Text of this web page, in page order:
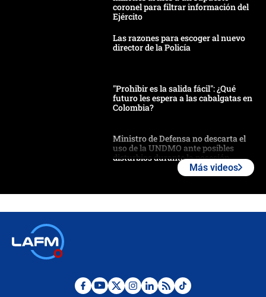
coronel para filtrar información del
Ejército
Las razones para escoger al nuevo
director de la Policía
"Prohibir es la salida fácil": ¿Qué
futuro les espera a las cabalgatas en
Colombia?
Ministro de Defensa no descarta el
uso de la UNDMO ante posibles
disturbios durante la posesión
Las seis de las 6 con Juan Lozano |
Más videos